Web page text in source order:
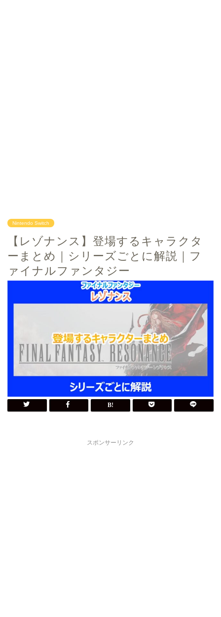
Nintendo Switch
【レゾナンス】登場するキャラクタ
ーまとめ｜シリーズごとに解説｜フ
ァイナルファンタジー
スポンサーリンク